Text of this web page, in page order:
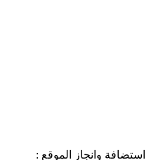
استضافة وانجاز الموقع :